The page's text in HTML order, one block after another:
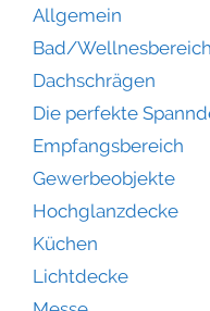
Allgemein
Bad/
Dachschrägen
Die perfekte
Empfangsbereich
Gewerbeobjekte
Hochglanzdecke
Küchen
Lichtdecke